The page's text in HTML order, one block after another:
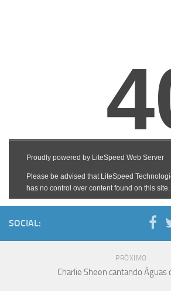
SOCIAL:
PRÓXIMO
Charlie Sheen cantando Águas